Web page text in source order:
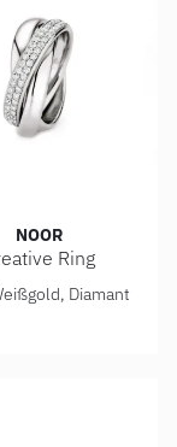
NOOR
Ring
Ring, Ref:
Diamant